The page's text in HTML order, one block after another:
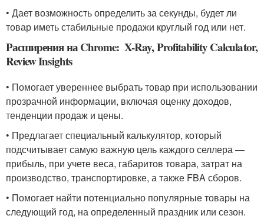
• Дает возможность определить за секунды, будет ли
товар иметь стабильные продажи круглый год или нет.
Расширения на Chrome: X-Ray, Profitability Calculator,
Review Insights
• Помогает увереннее выбрать товар при использовании
прозрачной информации, включая оценку доходов,
тенденции продаж и цены.
• Предлагает специальный калькулятор, который
подсчитывает самую важную цель каждого селлера —
прибыль, при учете веса, габаритов товара, затрат на
производство, транспортировке, а также FBA сборов.
• Помогает найти потенциально популярные товары на
следующий год, на определенный праздник или сезон.